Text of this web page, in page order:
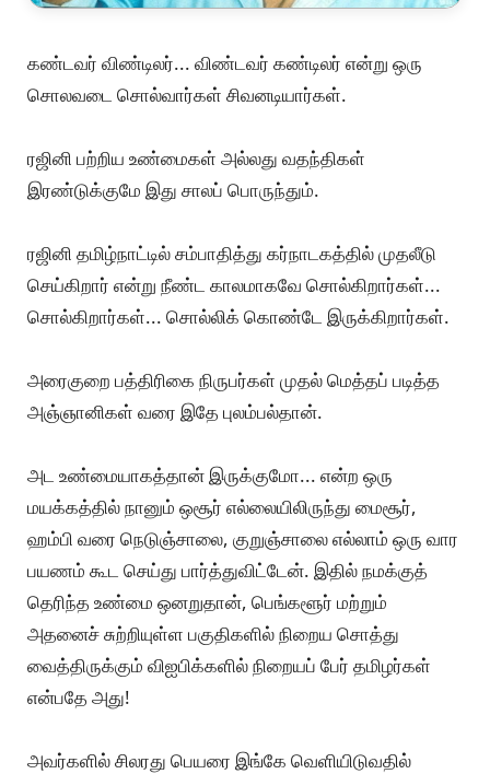
கண்டவர் விண்டிலர்... விண்டவர் கண்டிலர் என்று ஒரு
சொலவடை சொல்வார்கள் சிவனடியார்கள்.
ரஜினி பற்றிய உண்மைகள் அல்லது வதந்திகள்
இரண்டுக்குமே இது சாலப் பொருந்தும்.
ரஜினி தமிழ்நாட்டில் சம்பாதித்து கர்நாடகத்தில் முதலீடு
செய்கிறார் என்று நீண்ட காலமாகவே சொல்கிறார்கள்...
சொல்கிறார்கள்... சொல்லிக் கொண்டே இருக்கிறார்கள்.
அரைகுறை பத்திரிகை நிருபர்கள் முதல் மெத்தப் படித்த
அஞ்ஞானிகள் வரை இதே புலம்பல்தான்.
அட உண்மையாகத்தான் இருக்குமோ... என்ற ஒரு
மயக்கத்தில் நானும் ஒசூர் எல்லையிலிருந்து மைசூர்,
ஹம்பி வரை நெடுஞ்சாலை, குறுஞ்சாலை எல்லாம் ஒரு வார
பயணம் கூட செய்து பார்த்துவிட்டேன். இதில் நமக்குத்
தெரிந்த உண்மை ஒனறுதான், பெங்களூர் மற்றும்
அதனைச் சுற்றியுள்ள பகுதிகளில் நிறைய சொத்து
வைத்திருக்கும் விஐபிக்களில் நிறையப் பேர் தமிழர்கள்
என்பதே அது!
அவர்களில் சிலரது பெயரை இங்கே வெளியிடுவதில்